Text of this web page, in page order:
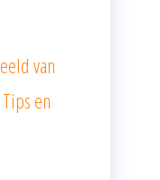
van
en